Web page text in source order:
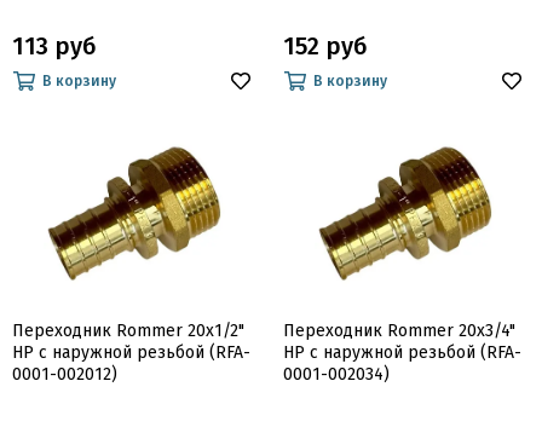
113 руб
В корзину
152 руб
В корзину
Переходник Rommer 20x1/2"
НР с наружной резьбой (RFA-
0001-002012)
Переходник Rommer 20x3/4"
НР с наружной резьбой (RFA-
0001-002034)